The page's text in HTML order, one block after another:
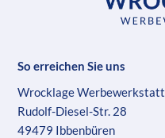
So erreichen Sie uns
Wrocklage Werbewerkstatt
Rudolf-Diesel-Str. 28
49479 Ibbenbüren